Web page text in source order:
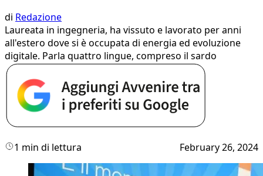
di Redazione
Laureata in ingegneria, ha vissuto e lavorato per anni
all'estero dove si è occupata di energia ed evoluzione
digitale. Parla quattro lingue, compreso il sardo
1 min di lettura February 26, 2024